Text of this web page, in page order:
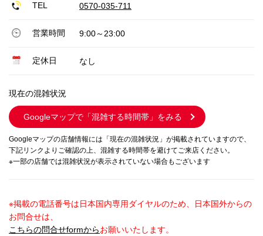
TEL 0570-035-711
営業時間 9:00～23:00
定休日 なし
現在の混雑状況
Googleマップで 「混雑する時間帯」をみる
Googleマップの店舗情報には「現在の混雑状況」が掲載されていますので、
下記リンクよりご確認の上、混雑する時間帯を避けてご来店ください。
※一部の店舗では混雑状況が表示されていない場合もございます
※掲載の電話番号は日本国内専用ダイヤルのため、日本国外からの
お問合せは、
こちらの問合せformからお願いいたします。